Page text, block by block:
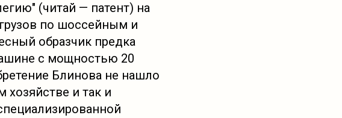
(читай — патент) на
по шоссейным и
образчик предка
с мощностью 20
Блинова не нашло
и так и